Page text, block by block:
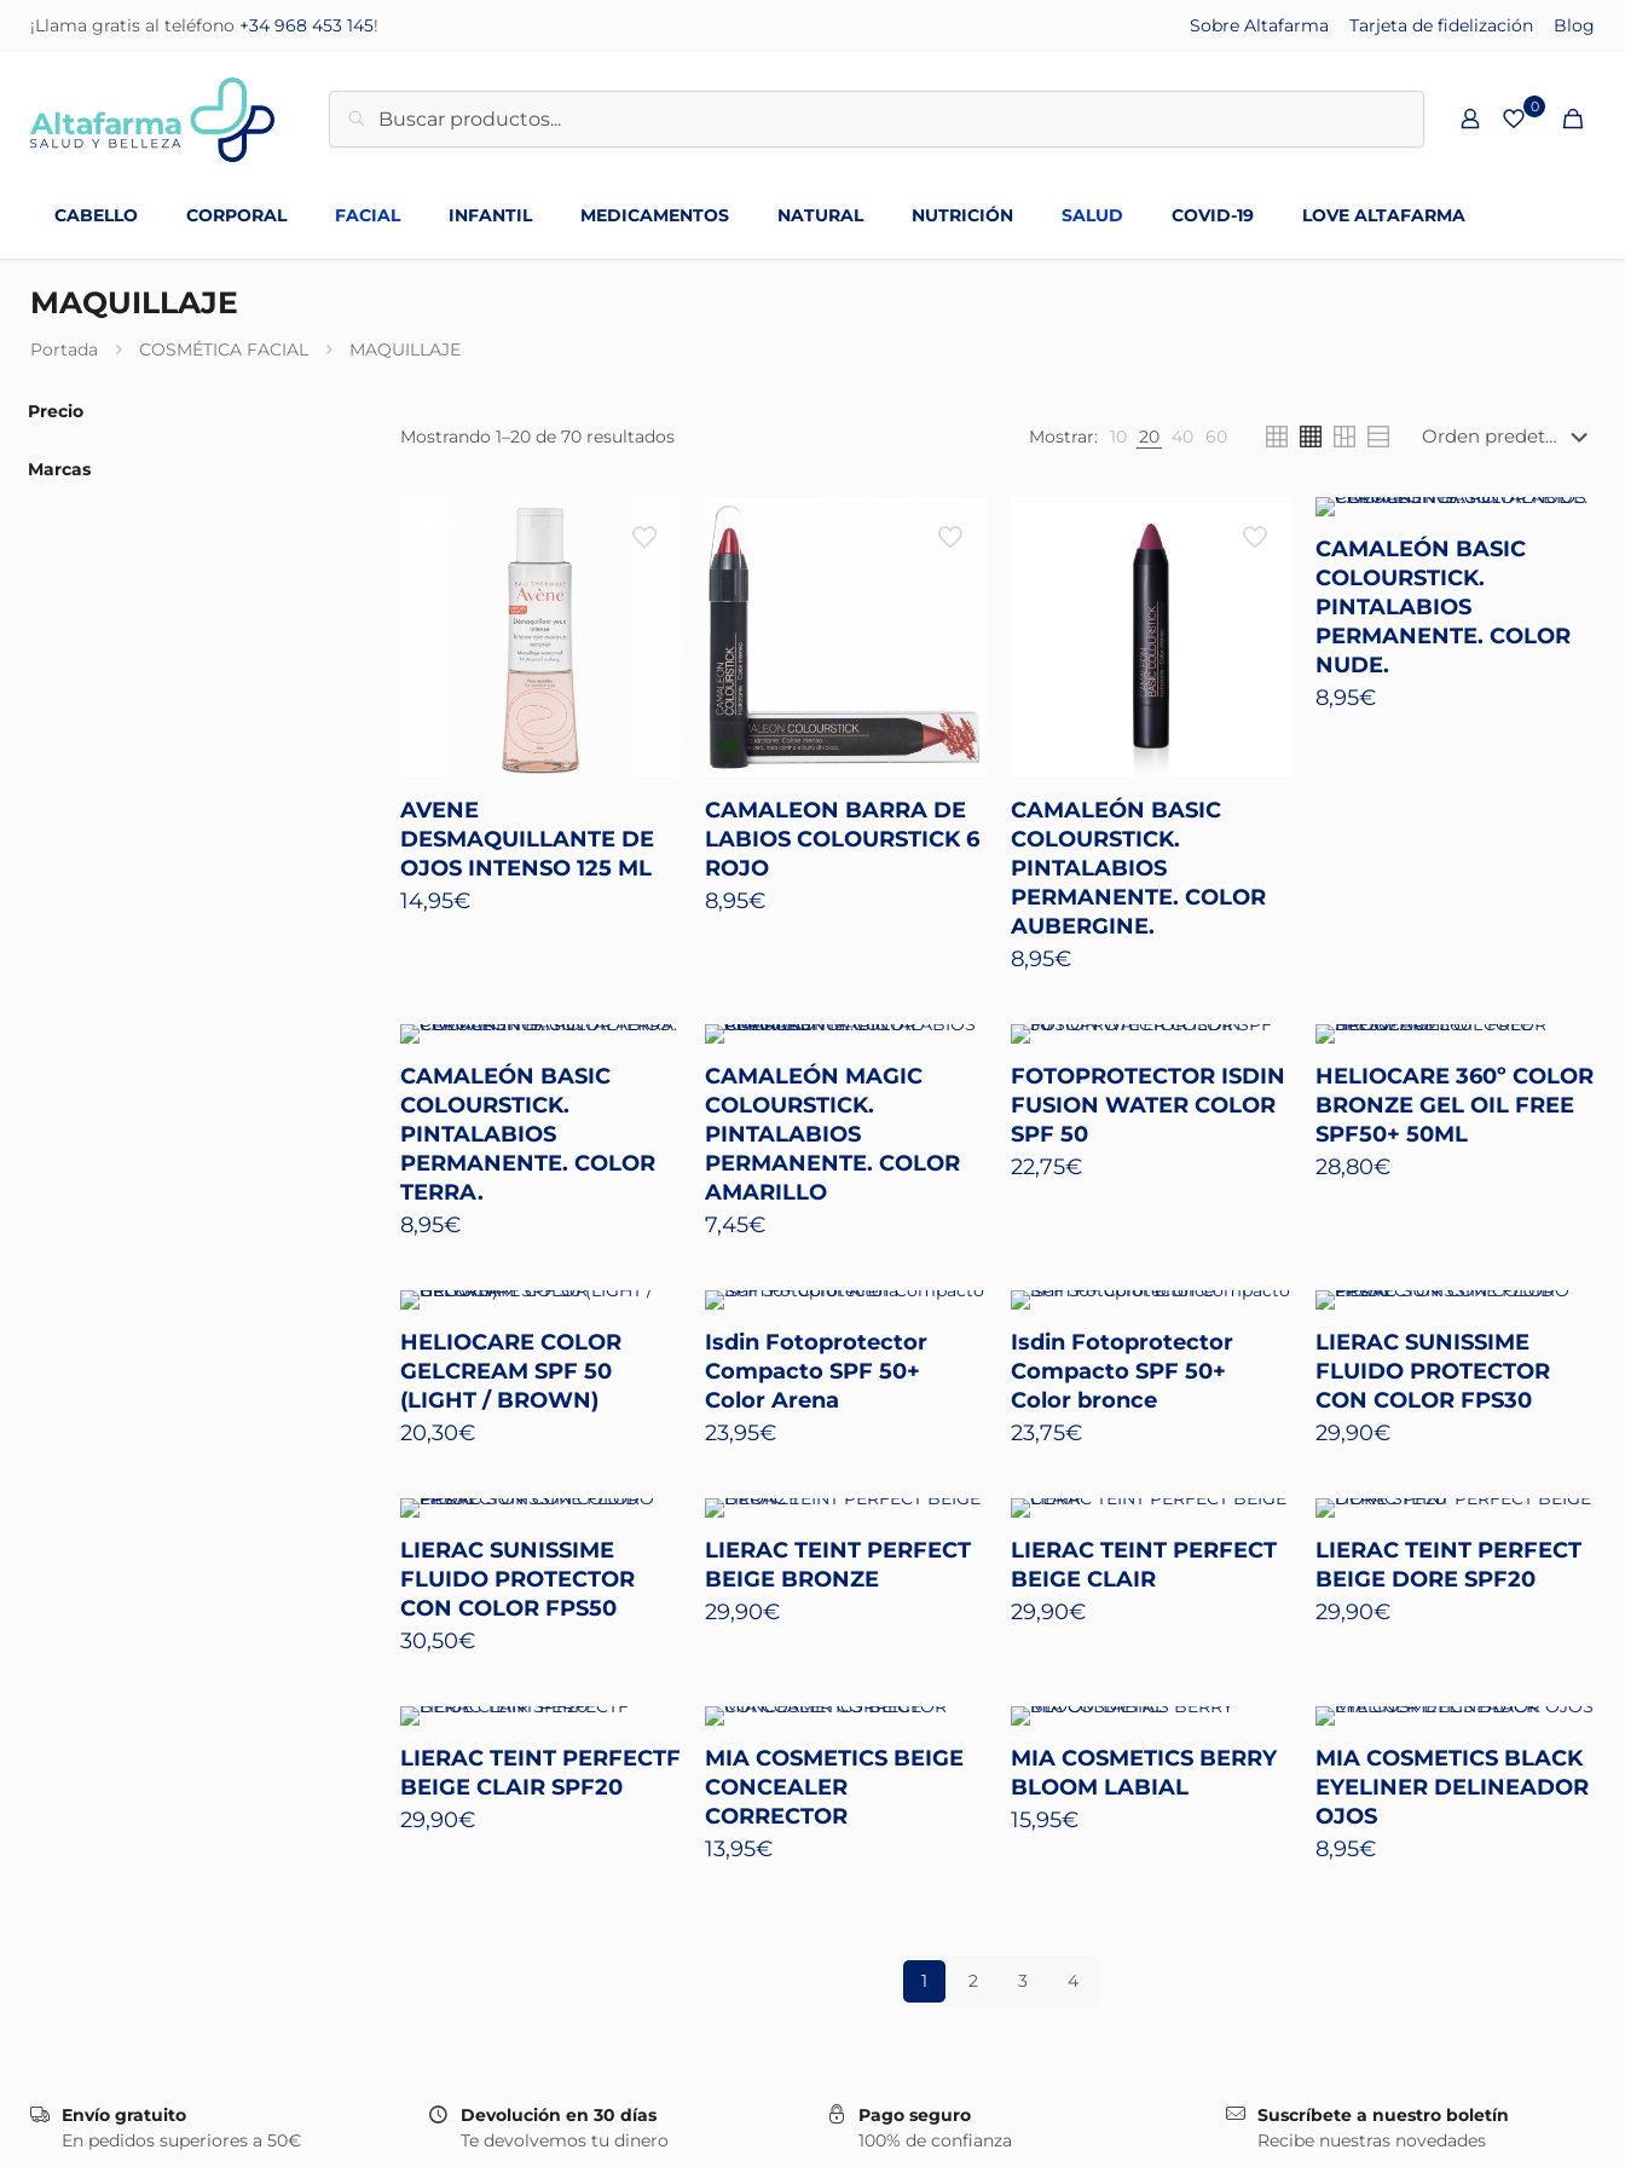
¡Llama gratis al teléfono +34 968 453 145! Sobre Altafarma Tarjeta de fidelización Blog
0
CABELLO CORPORAL FACIAL INFANTIL MEDICAMENTOS NATURAL NUTRICIÓN SALUD COVID-19 LOVE ALTAFARMA
MAQUILLAJE
Portada COSMÉTICA FACIAL MAQUILLAJE
Mostrando 1–20 de 70 resultados Mostrar: 10 20 40 60
AVENE
DESMAQUILLANTE DE
OJOS INTENSO 125 ML
14,95€
CAMALEON BARRA DE
LABIOS COLOURSTICK 6
ROJO
8,95€
CAMALEÓN BASIC
COLOURSTICK.
PINTALABIOS
PERMANENTE. COLOR
AUBERGINE.
8,95€
CAMALEÓN BASIC
COLOURSTICK.
PINTALABIOS
PERMANENTE. COLOR
NUDE.
8,95€
CAMALEÓN BASIC
COLOURSTICK.
PINTALABIOS
PERMANENTE. COLOR
TERRA.
8,95€
CAMALEÓN MAGIC
COLOURSTICK.
PINTALABIOS
PERMANENTE. COLOR
AMARILLO
7,45€
FOTOPROTECTOR ISDIN
FUSION WATER COLOR
SPF 50
22,75€
HELIOCARE 360º COLOR
BRONZE GEL OIL FREE
SPF50+ 50ML
28,80€
HELIOCARE COLOR
GELCREAM SPF 50
(LIGHT / BROWN)
20,30€
Isdin Fotoprotector
Compacto SPF 50+
Color Arena
23,95€
Isdin Fotoprotector
Compacto SPF 50+
Color bronce
23,75€
LIERAC SUNISSIME
FLUIDO PROTECTOR
CON COLOR FPS30
29,90€
LIERAC SUNISSIME
FLUIDO PROTECTOR
CON COLOR FPS50
30,50€
LIERAC TEINT PERFECT
BEIGE BRONZE
29,90€
LIERAC TEINT PERFECT
BEIGE CLAIR
29,90€
LIERAC TEINT PERFECT
BEIGE DORE SPF20
29,90€
LIERAC TEINT PERFECTF
BEIGE CLAIR SPF20
29,90€
MIA COSMETICS BEIGE
CONCEALER
CORRECTOR
13,95€
MIA COSMETICS BERRY
BLOOM LABIAL
15,95€
MIA COSMETICS BLACK
EYELINER DELINEADOR
OJOS
8,95€
1 2 3 4
Precio
Marcas
Envío gratuito
En pedidos superiores a 50€
Devolución en 30 días
Te devolvemos tu dinero
Pago seguro
100% de confianza
Suscríbete a nuestro boletín
Recibe nuestras novedades